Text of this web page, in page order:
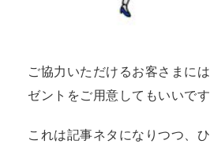
ご協力いただけるお客さまに
ゼントをご用意してもいいです
これは記事ネタになりつつ、